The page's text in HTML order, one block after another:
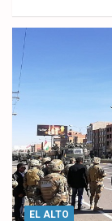
EL ALTO